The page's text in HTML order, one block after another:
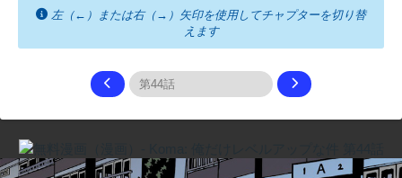
左（←）または右（→）矢印を使用してチャプターを切り替
えます